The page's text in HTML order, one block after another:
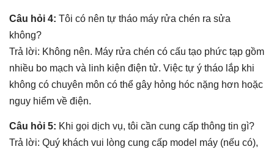
Câu hỏi 4: Tôi có nên tự tháo máy rửa chén ra sửa
không?
Trả lời: Không nên. Máy rửa chén có cấu tạo phức tạp gồm
nhiều bo mạch và linh kiện điện tử. Việc tự ý tháo lắp khi
không có chuyên môn có thể gây hỏng hóc nặng hơn hoặc
nguy hiểm về điện.
Câu hỏi 5: Khi gọi dịch vụ, tôi cần cung cấp thông tin gì?
Trả lời: Quý khách vui lòng cung cấp model máy (nếu có),